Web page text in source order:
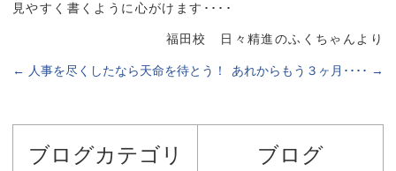
見やすく書くように心がけます････
福田校 日々精進のふくちゃんより
← 人事を尽くしたなら天命を待とう！ あれからもう３ヶ月････ →
ブログカテゴリ
ブログ